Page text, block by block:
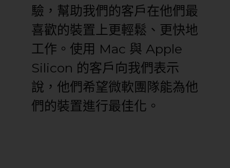
驗，幫助我們的客戶在他們最
喜歡的裝置上更輕鬆、更快地
工作。使用 Mac 與 Apple
Silicon 的客戶向我們表示
說，他們希望微軟團隊能為他
們的裝置進行最佳化。